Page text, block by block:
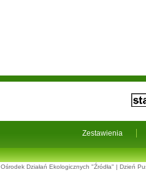
Zestawienia
Ośrodek Działań Ekologicznych "Źródła" | Dzień